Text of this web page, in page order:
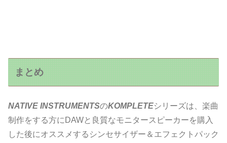
まとめ
NATIVE INSTRUMENTSのKOMPLETEシリーズは、楽曲
制作をする方にDAWと良質なモニタースピーカーを購入
した後にオススメするシンセサイザー＆エフェクトパック